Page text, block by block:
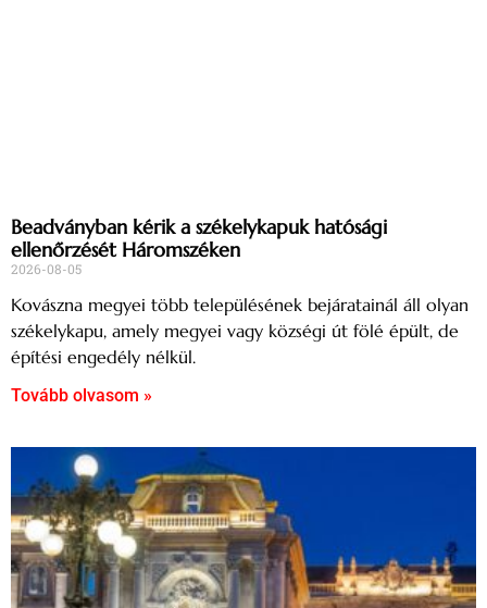
Beadványban kérik a székelykapuk hatósági
ellenőrzését Háromszéken
2026-08-05
Kovászna megyei több településének bejáratainál áll olyan
székelykapu, amely megyei vagy községi út fölé épült, de
építési engedély nélkül.
Tovább olvasom »